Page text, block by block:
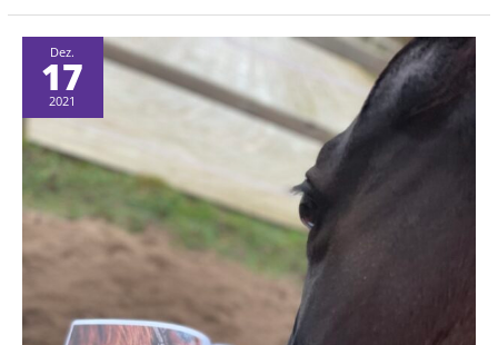
für
(Podcast)
Dez.
17
2021